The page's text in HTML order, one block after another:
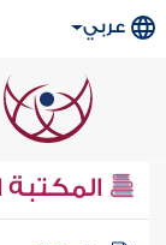
عربي
المكتبة